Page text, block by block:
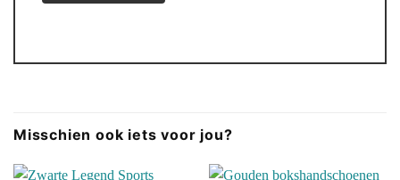
Misschien ook iets voor jou?